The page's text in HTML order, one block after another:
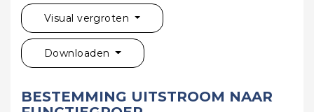
Visual vergroten
Downloaden
BESTEMMING UITSTROOM NAAR